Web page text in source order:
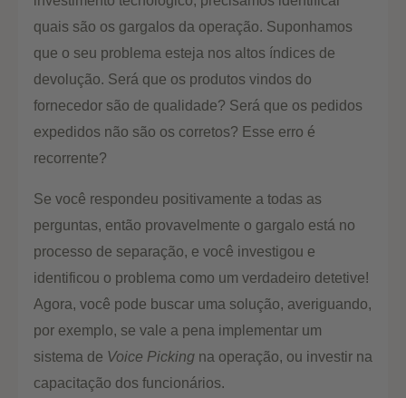
quais são os gargalos da operação. Suponhamos
que o seu problema esteja nos altos índices de
devolução. Será que os produtos vindos do
fornecedor são de qualidade? Será que os pedidos
expedidos não são os corretos? Esse erro é
recorrente?
Se você respondeu positivamente a todas as
perguntas, então provavelmente o gargalo está no
processo de separação, e você investigou e
identificou o problema como um verdadeiro detetive!
Agora, você pode buscar uma solução, averiguando,
por exemplo, se vale a pena implementar um
sistema de Voice Picking na operação, ou investir na
capacitação dos funcionários.